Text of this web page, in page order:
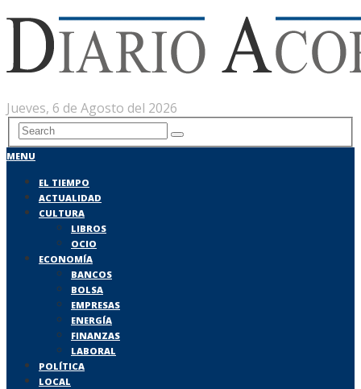
Jueves, 6 de Agosto del 2026
MENU
EL TIEMPO
ACTUALIDAD
CULTURA
LIBROS
OCIO
ECONOMÍA
BANCOS
BOLSA
EMPRESAS
ENERGÍA
FINANZAS
LABORAL
POLÍTICA
LOCAL